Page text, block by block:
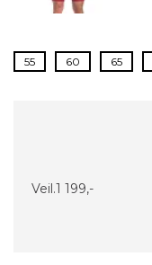
55 60 65
Veil.1 199,-